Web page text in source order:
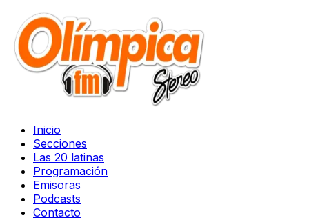
Inicio
Secciones
Las 20 latinas
Programación
Emisoras
Podcasts
Contacto